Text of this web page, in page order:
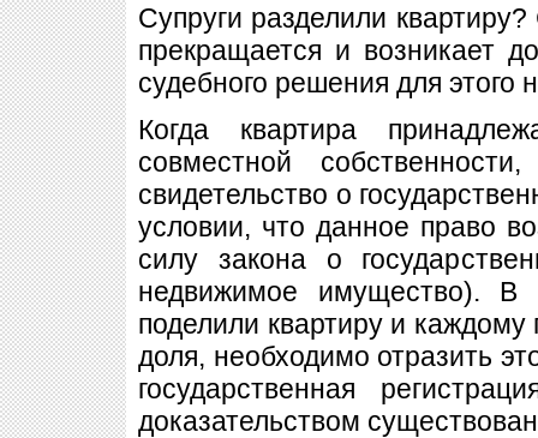
Супруги разделили
прекращается и возникает
судебного решения для этого
Когда квартира
совместной
свидетельство о
условии, что данное право
силу закона о
недвижимое имущество). В
поделили квартиру и
доля, необходимо отразить
государственная
доказательством